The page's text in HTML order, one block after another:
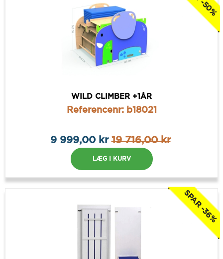
WILD CLIMBER +1ÅR
Referencenr: b18021
9 999,00 kr19 716,00 kr
LÆG I KURV
SPAR -36%